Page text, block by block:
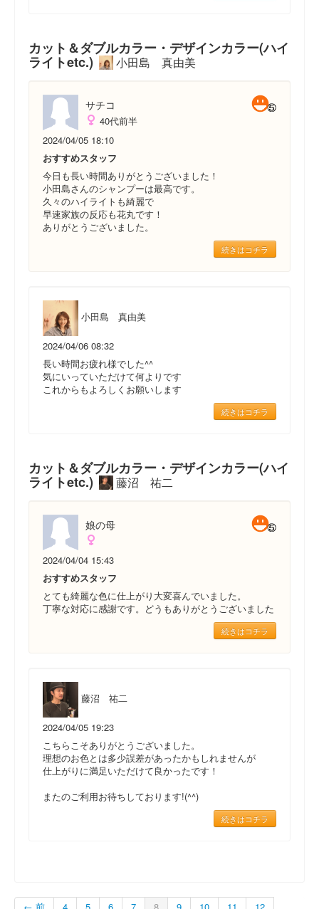
カット＆ダブルカラー・デザインカラー(ハイ
ライトetc.) 小田島 真由美
サチコ
40代前半
2024/04/05 18:10
おすすめスタッフ
今日も長い時間ありがとうございました！
小田島さんのシャンプーは最高です。
久々のハイライトも綺麗で
早速家族の反応も花丸です！
ありがとうございました。
続きはコチラ
小田島 真由美
2024/04/06 08:32
長い時間お疲れ様でした^^
気にいっていただけて何よりです
これからもよろしくお願いします
続きはコチラ
カット＆ダブルカラー・デザインカラー(ハイ
ライトetc.) 藤沼 祐二
娘の母
2024/04/04 15:43
おすすめスタッフ
とても綺麗な色に仕上がり大変喜んでいました。
丁寧な対応に感謝です。どうもありがとうございました
続きはコチラ
藤沼 祐二
2024/04/05 19:23
こちらこそありがとうございました。
理想のお色とは多少誤差があったかもしれませんが
仕上がりに満足いただけて良かったです！
またのご利用お待ちしております!(^^)
続きはコチラ